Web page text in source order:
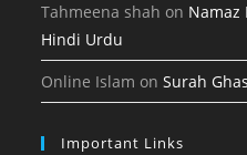
Tahmeena shah on Namaz
Hindi Urdu
Online Islam onSurah
Important Links